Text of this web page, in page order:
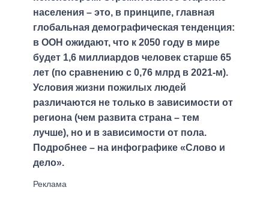
населения – это, в принципе, главная
глобальная демографическая тенденция:
в ООН ожидают, что к 2050 году в мире
будет 1,6 миллиардов человек старше 65
лет (по сравнению с 0,76 млрд в 2021-м).
Условия жизни пожилых людей
различаются не только в зависимости от
региона (чем развита страна – тем
лучше), но и в зависимости от пола.
Подробнее – на инфографике «Слово и
дело».